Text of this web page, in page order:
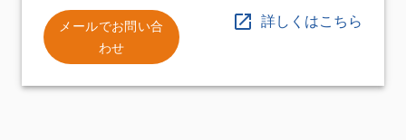
メールでお問い合
わせ
詳しくはこちら